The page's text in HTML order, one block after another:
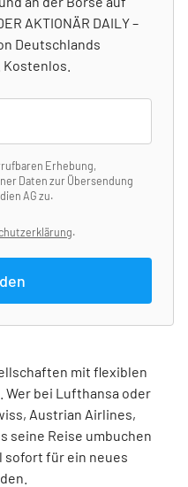
AKTIONÄR DAILY –
Deutschlands
Erhebung,
Daten zur Übersendung
AG zu.
.
mit flexiblen
bei Lufthansa oder
Austrian Airlines,
seine Reise umbuchen
sofort für ein neues